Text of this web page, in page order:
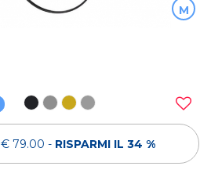
M
€ 79.00 - RISPARMI IL 34 %